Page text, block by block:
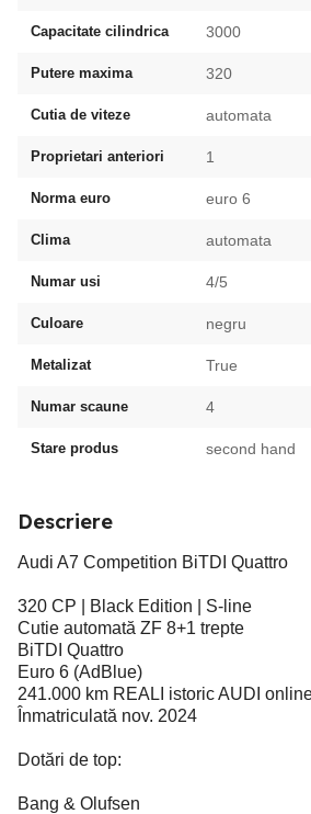
Capacitate cilindrica 3000
Putere maxima 320
Cutia de viteze automata
Proprietari anteriori 1
Norma euro euro 6
Clima automata
Numar usi 4/5
Culoare negru
Metalizat True
Numar scaune 4
Stare produs second hand
Descriere
Audi A7 Competition BiTDI Quattro
320 CP | Black Edition | S-line
Cutie automată ZF 8+1 trepte
BiTDI Quattro
Euro 6 (AdBlue)
241.000 km REALI istoric AUDI
Înmatriculată nov. 2024
Dotări de top:
Bang & Olufsen